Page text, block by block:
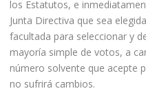
los Estatutos, e
Junta Directiva que sea
facultada para seleccionar y
mayoría simple de votos, a
número solvente que acepte
no sufrirá cambios.